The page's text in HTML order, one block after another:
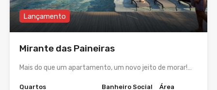
Lançamento
Mirante das Paineiras
Mais do que um apartamento, um novo jeito de morar!…
Quartos Banheiro Social Área